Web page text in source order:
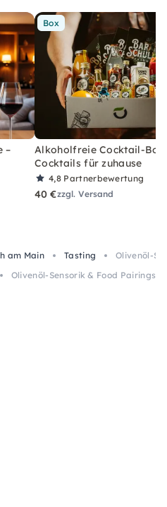
–
Box
Alkoholfreie Cocktail-Box
Cocktails für zuhause
4,8 Partnerbewertung
40 €zzgl. Versand
am Main Tasting
Olivenöl-
Olivenöl-Sensorik & Food Pairings